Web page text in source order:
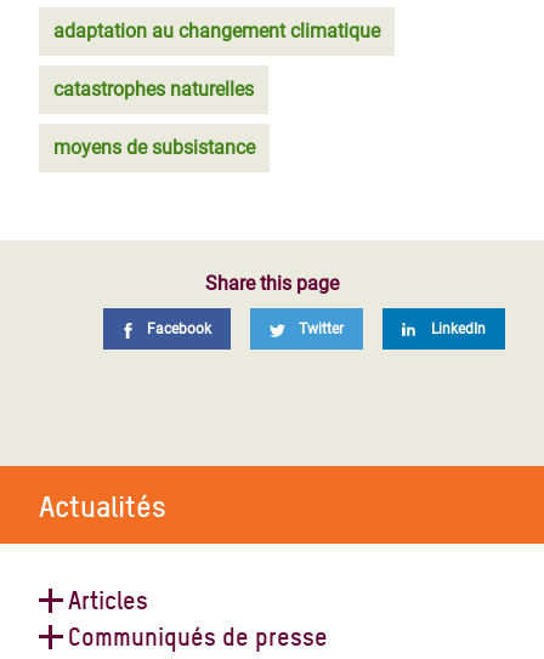
adaptation au changement climatique
catastrophes naturelles
moyens de subsistance
Share this page
Facebook Twitter LinkedIn
Actualités
Articles
Communiqués de presse